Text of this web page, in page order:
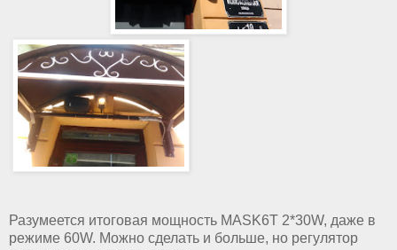
Разумеется итоговая мощность MASK6T 2*30W, даже в
режиме 60W. Можно сделать и больше, но регулятор